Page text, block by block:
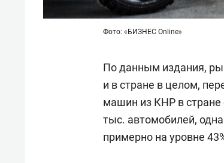
Фото: «БИЗНЕС Online»
По данным издания,
и в стране в целом,
машин из КНР в стране
тыс. автомобилей,
примерно на уровне